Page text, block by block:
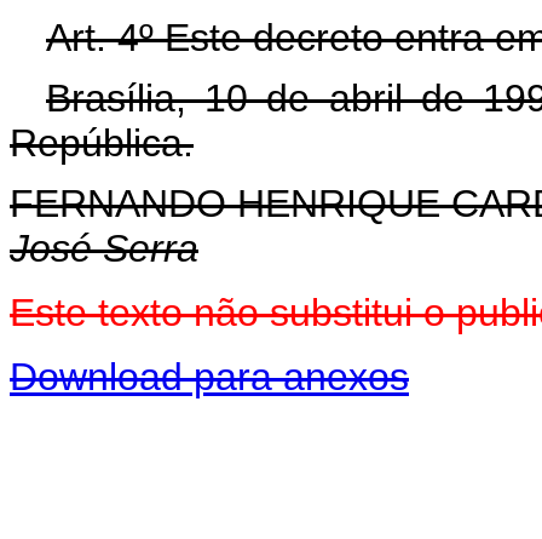
Art. 4º Este decreto entra
Brasília, 10 de abril de
República.
FERNANDO HENRIQUE
José Serra
Este texto não substitui o
Download para anexos